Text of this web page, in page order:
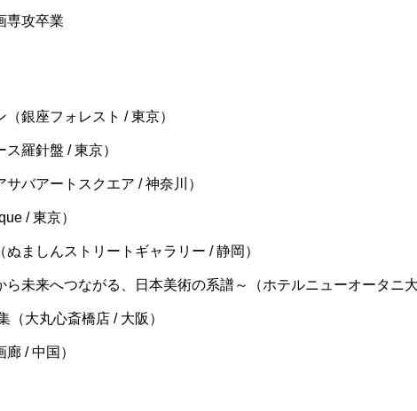
専攻卒業
銀座フォレスト / 東京）
羅針盤 / 東京）
バアートスクエア / 神奈川）
/ 東京）
ましんストリートギャラリー / 静岡）
未来へつながる、日本美術の系譜～（ホテルニューオータニ
大丸心斎橋店 / 大阪）
/ 中国）